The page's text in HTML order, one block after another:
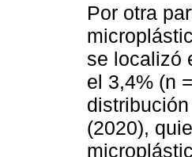
Por otra
se localizó
el 3,4% (n
(2020),